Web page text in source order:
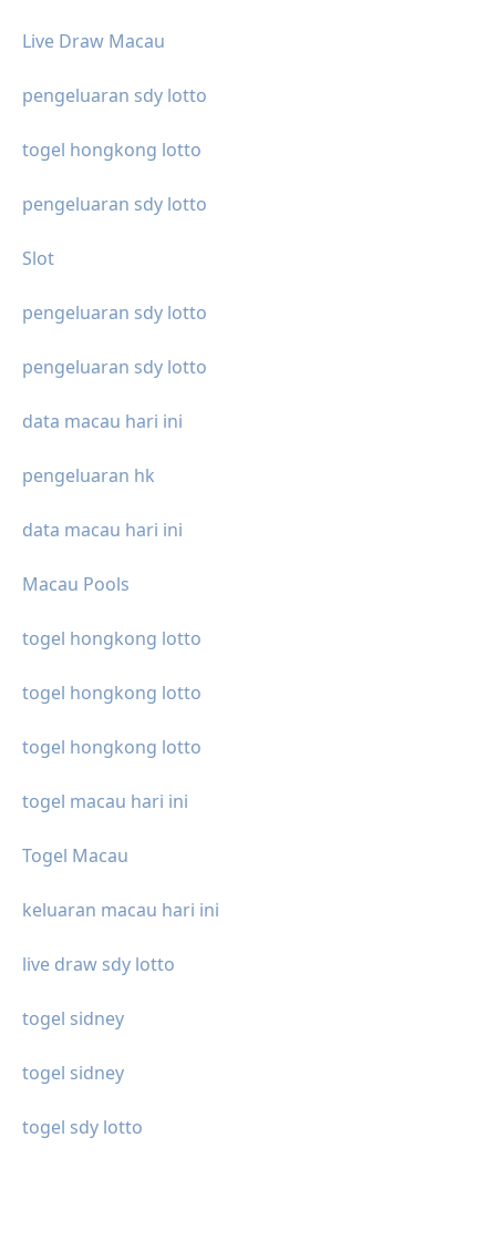
Live Draw Macau
pengeluaran sdy lotto
togel hongkong lotto
pengeluaran sdy lotto
Slot
pengeluaran sdy lotto
pengeluaran sdy lotto
data macau hari ini
pengeluaran hk
data macau hari ini
Macau Pools
togel hongkong lotto
togel hongkong lotto
togel hongkong lotto
togel macau hari ini
Togel Macau
keluaran macau hari ini
live draw sdy lotto
togel sidney
togel sidney
togel sdy lotto